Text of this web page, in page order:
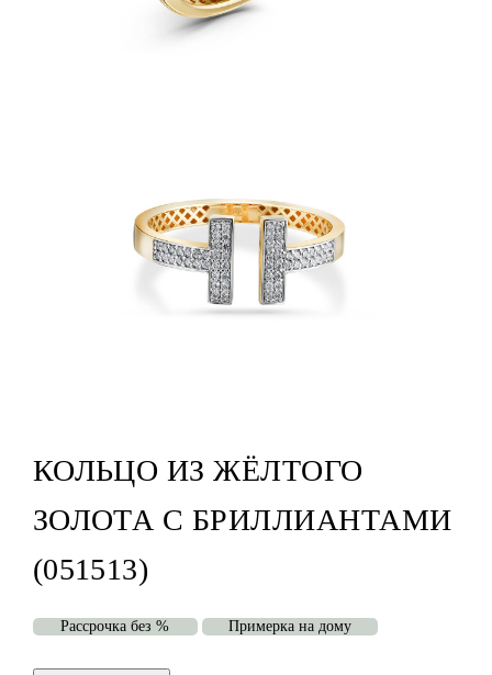
КОЛЬЦО ИЗ ЖЁЛТОГО
ЗОЛОТА С БРИЛЛИАНТАМИ
(051513)
Рассрочка без % Примерка на дому